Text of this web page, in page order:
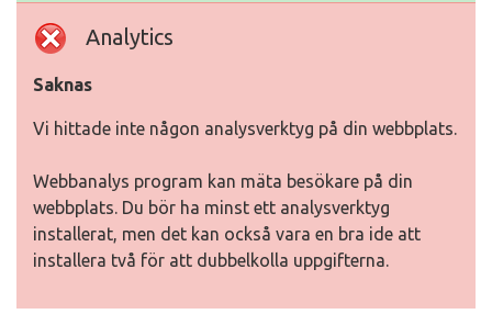
Analytics
Saknas
Vi hittade inte någon analysverktyg på din webbplats.
Webbanalys program kan mäta besökare på din
webbplats. Du bör ha minst ett analysverktyg
installerat, men det kan också vara en bra ide att
installera två för att dubbelkolla uppgifterna.